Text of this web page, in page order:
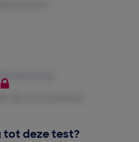
tot deze test?